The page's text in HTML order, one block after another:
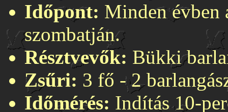
Időpont: Minden évben
szombatján.
Résztvevők: Bükki
Zsűri: 3 fő - 2
Időmérés: Indítás 10-